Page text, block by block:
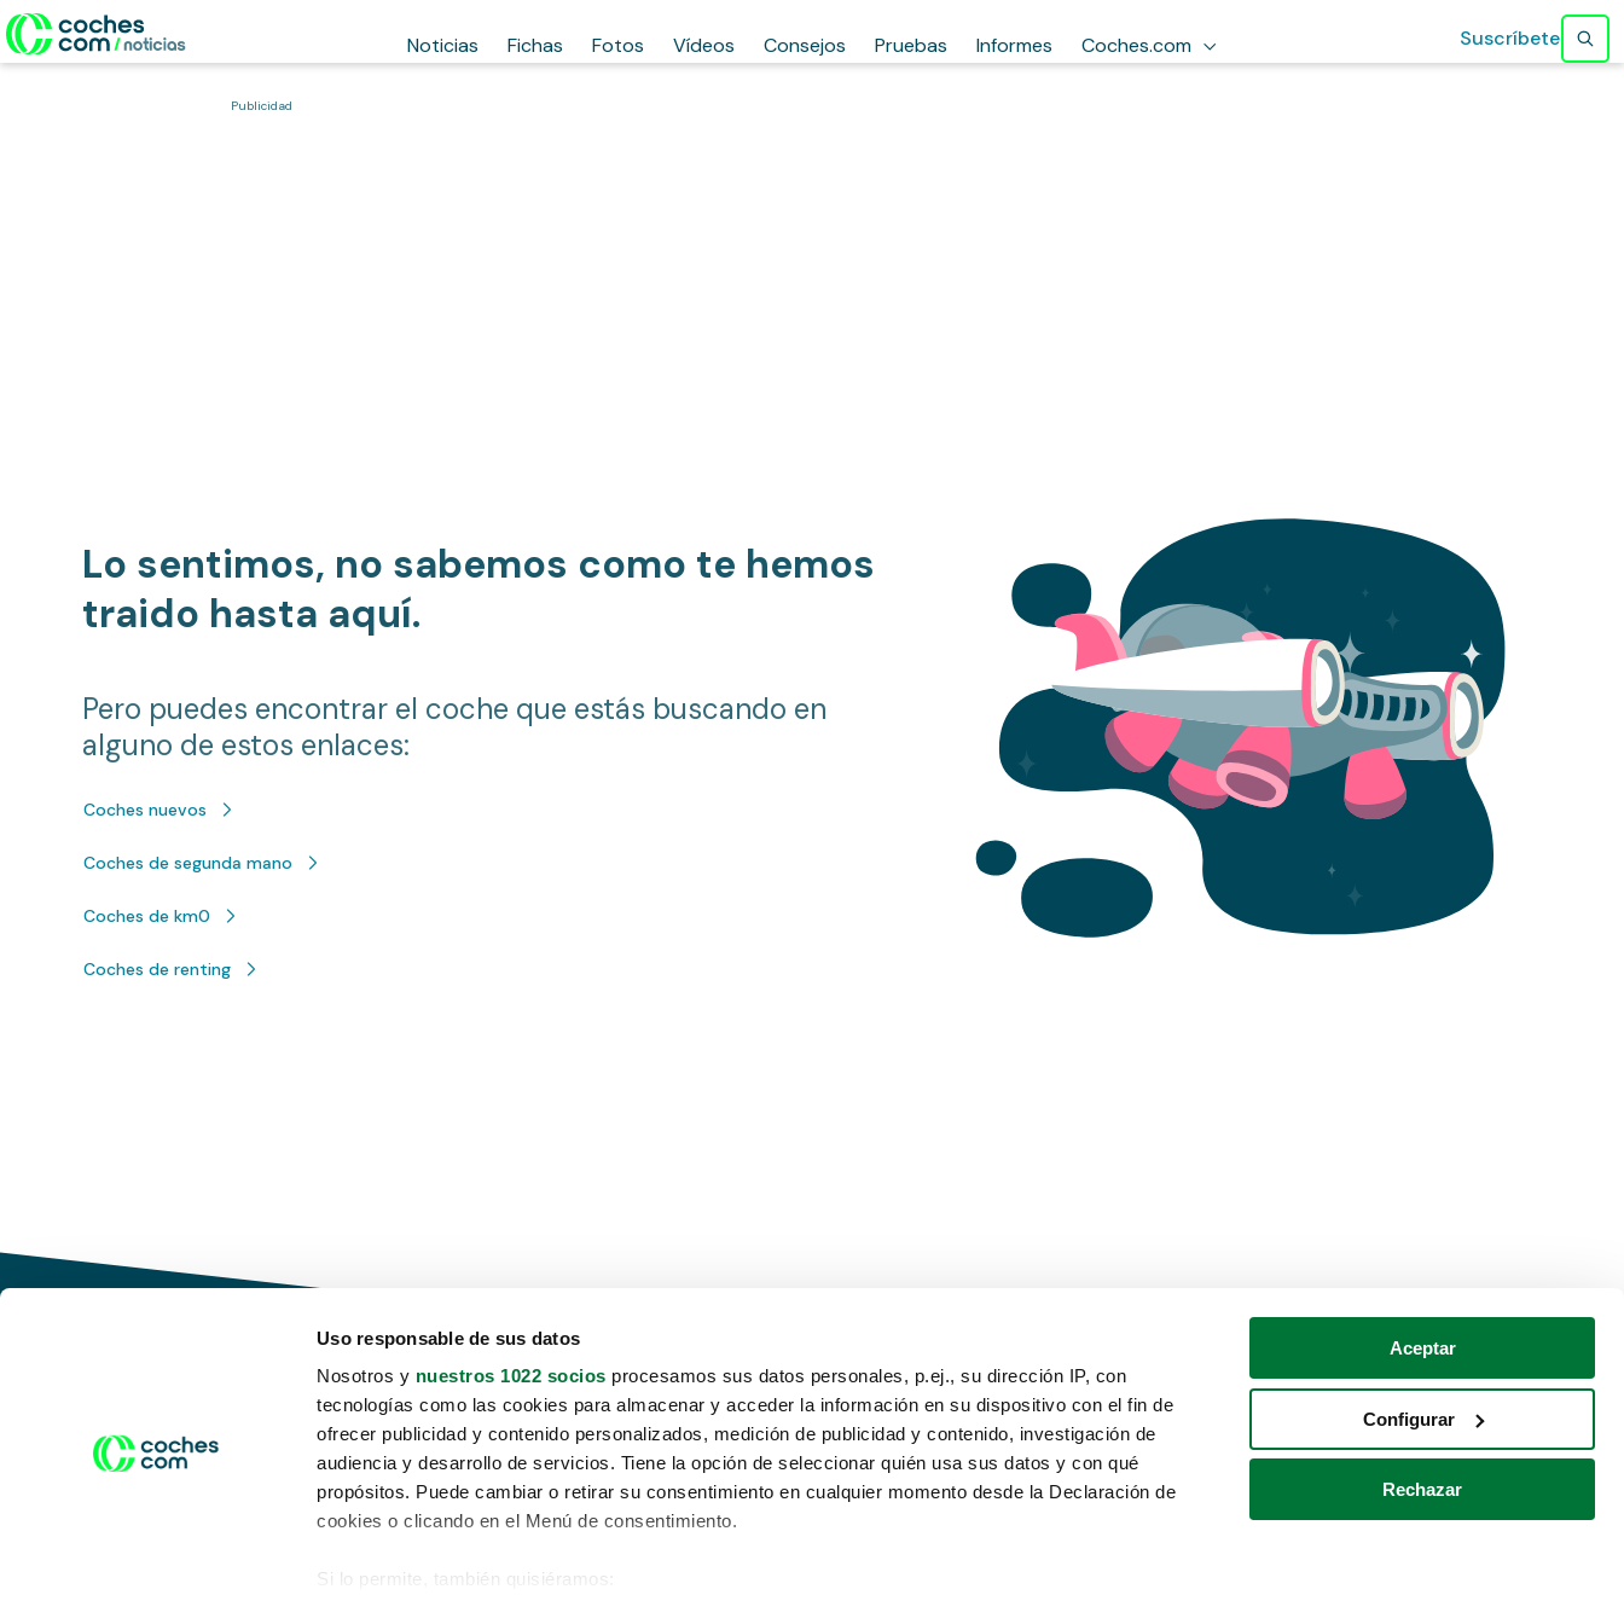
Uso responsable de sus datos
Nosotros y nuestros 1022 socios procesamos sus datos personales, p.ej., su dirección IP, con
tecnologías como las cookies para almacenar y acceder la información en su dispositivo con el fin de
ofrecer publicidad y contenido personalizados, medición de publicidad y contenido, investigación de
audiencia y desarrollo de servicios. Tiene la opción de seleccionar quién usa sus datos y con qué
propósitos. Puede cambiar o retirar su consentimiento en cualquier momento desde la Declaración de
cookies o clicando en el Menú de consentimiento.
Si lo permite, también quisiéramos:
Aceptar
Configurar
Rechazar
Noticias Fichas Fotos Vídeos Consejos Pruebas Informes Coches.com Suscríbete
Publicidad
Lo sentimos, no sabemos como te hemos
traido hasta aquí.
Pero puedes encontrar el coche que estás buscando en
alguno de estos enlaces:
Coches nuevos
Coches de segunda mano
Coches de km0
Coches de renting
Conduce tu futuro,
desata tu movilidad